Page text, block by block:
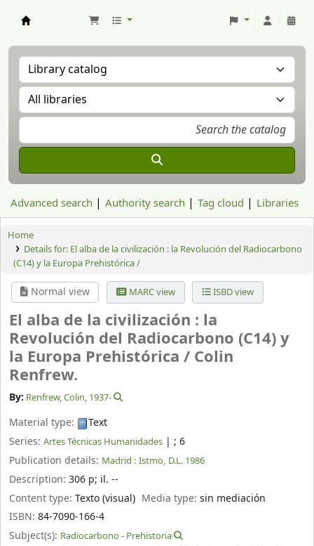
Advanced search Authority search Tag cloud Libraries
Home
Details for: El alba de la civilización : la Revolución del Radiocarbono
(C14) y la Europa Prehistórica /
Normal view MARC view ISBD view
El alba de la civilización : la
Revolución del Radiocarbono (C14) y
la Europa Prehistórica / Colin
Renfrew.
By: Renfrew, Colin, 1937-
Material type:
Text
Series: Artes Técnicas Humanidades | ; 6
Publication details: Madrid : Istmo, D.L. 1986
Description: 306 p; il. --
Content type: Texto (visual) Media type:sin mediación
ISBN: 84-7090-166-4
Subject(s): Radiocarbono - Prehistoria